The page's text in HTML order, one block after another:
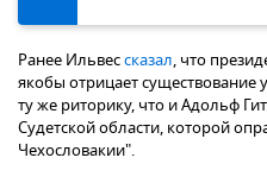
Ранее Ильвессказал, что
якобы отрицает существование
ту же риторику, что и Адольф
Судетской области, которой
Чехословакии".